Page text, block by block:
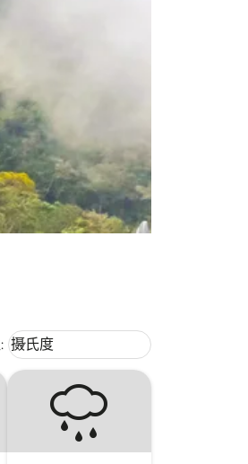
: Weather unit option 摄氏度
摄氏度
keyboard_arrow_down